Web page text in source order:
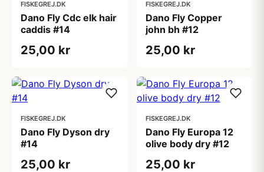
FISKEGREJ.DK
Dano Fly Cdc elk hair
caddis #14
25,00 kr
FISKEGREJ.DK
Dano Fly Copper
john bh #12
25,00 kr
FISKEGREJ.DK
Dano Fly Dyson dry
#14
25,00 kr
FISKEGREJ.DK
Dano Fly Europa 12
olive body dry #12
25,00 kr